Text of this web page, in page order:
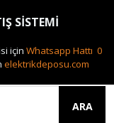
0(212) 240 87 88
ARA
SİSTEMİ
için Whatsapp Hattı 0
elektrikdeposu.com